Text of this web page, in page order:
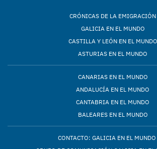
CRÓNICAS DE LA EMIGRACIÓN
GALICIA EN EL MUNDO
CASTILLA Y LEÓN EN EL MUNDO
ASTURIAS EN EL MUNDO
CANARIAS EN EL MUNDO
ANDALUCÍA EN EL MUNDO
CANTABRIA EN EL MUNDO
BALEARES EN EL MUNDO
CONTACTO: GALICIA EN EL MUNDO